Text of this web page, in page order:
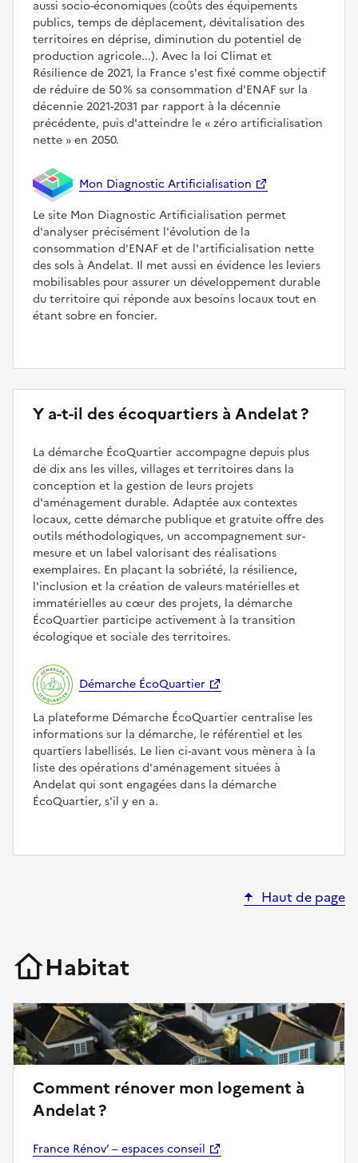
aussi socio-économiques (coûts des équipements
publics, temps de déplacement, dévitalisation des
territoires en déprise, diminution du potentiel de
production agricole...). Avec la loi Climat et
Résilience de 2021, la France s'est fixé comme objectif
de réduire de 50 % sa consommation d'ENAF sur la
décennie 2021-2031 par rapport à la décennie
précédente, puis d'atteindre le
zéro artificialisation
nette
en 2050.
Mon Diagnostic Artificialisation
Le site Mon Diagnostic Artificialisation permet
d'analyser précisément l'évolution de la
consommation d'ENAF et de l'artificialisation nette
des sols à Andelat. Il met aussi en évidence les leviers
mobilisables pour assurer un développement durable
du territoire qui réponde aux besoins locaux tout en
étant sobre en foncier.
Y a-t-il des écoquartiers à Andelat ?
La démarche ÉcoQuartier accompagne depuis plus
de dix ans les villes, villages et territoires dans la
conception et la gestion de leurs projets
d'aménagement durable. Adaptée aux contextes
locaux, cette démarche publique et gratuite offre des
outils méthodologiques, un accompagnement sur-
mesure et un label valorisant des réalisations
exemplaires. En plaçant la sobriété, la résilience,
l'inclusion et la création de valeurs matérielles et
immatérielles au cœur des projets, la démarche
ÉcoQuartier participe activement à la transition
écologique et sociale des territoires.
Démarche ÉcoQuartier
La plateforme Démarche ÉcoQuartier centralise les
informations sur la démarche, le référentiel et les
quartiers labellisés. Le lien ci-avant vous mènera à la
liste des opérations d'aménagement situées à
Andelat qui sont engagées dans la démarche
ÉcoQuartier, s'il y en a.
Haut de page
Habitat
Comment rénover mon logement à
Andelat ?
France Rénov’ – espaces conseil